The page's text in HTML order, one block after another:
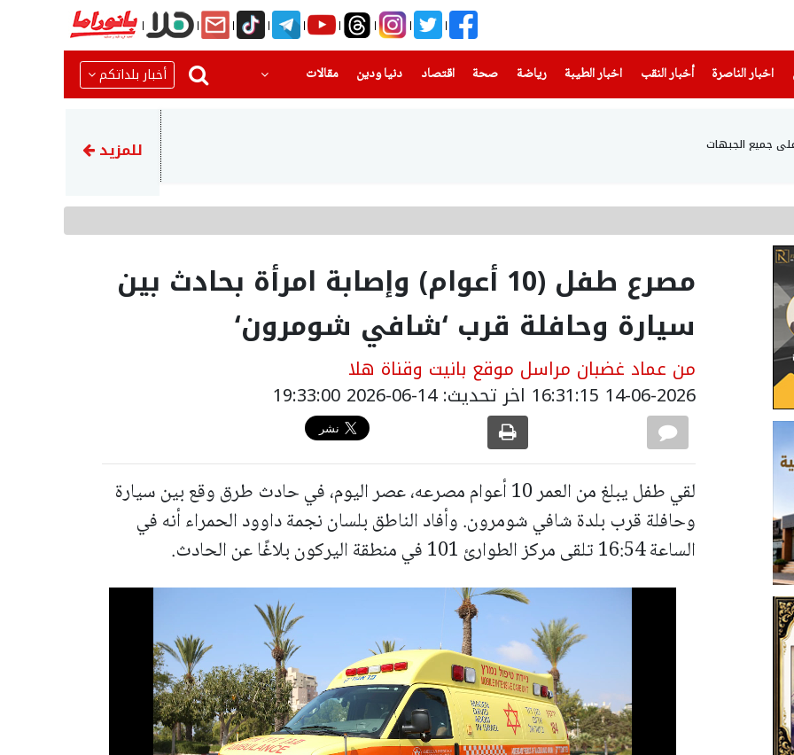
اخبار الناصرة
(current) أخبار النقب اخبار الطيبة(current) رياضة
(current) صحة(current) اقتصاد دنيا ودين
(current) مقالات أخبار بلداتكم
جميع الجبهات مصرع شاب واصابة 3 اخرين بحادث طرق مروع قرب حورة
للمزيد
مصرع طفل (10 أعوام) وإصابة امرأة بحادث بين
سيارة وحافلة قرب ‘شافي شومرون‘
من عماد غضبان مراسل موقع بانيت وقناة هلا
14-06-2026 16:31:15 اخر تحديث: 14-06-2026 19:33:00
لقي طفل يبلغ من العمر 10 أعوام مصرعه، عصر اليوم، في حادث طرق وقع بين سيارة
وحافلة قرب بلدة شافي شومرون. وأفاد الناطق بلسان نجمة داوود الحمراء أنه في
الساعة 16:54 تلقى مركز الطوارئ 101 في منطقة اليركون بلاغًا عن الحادث.